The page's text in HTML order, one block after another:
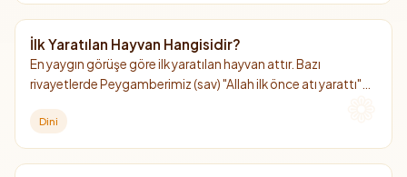
İlk Yaratılan Hayvan Hangisidir?
En yaygın görüşe göre ilk yaratılan hayvan attır. Bazı
rivayetlerde Peygamberimiz (sav) "Allah ilk önce atı yarattı"
bir hayvan olarak görülüyor.
Dini